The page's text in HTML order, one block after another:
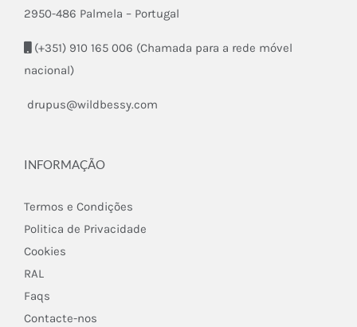
2950-486 Palmela – Portugal
(+351) 910 165 006 (Chamada para a rede móvel
nacional)
drupus@wildbessy.com
INFORMAÇÃO
Termos e Condições
Politica de Privacidade
Cookies
RAL
Faqs
Contacte-nos